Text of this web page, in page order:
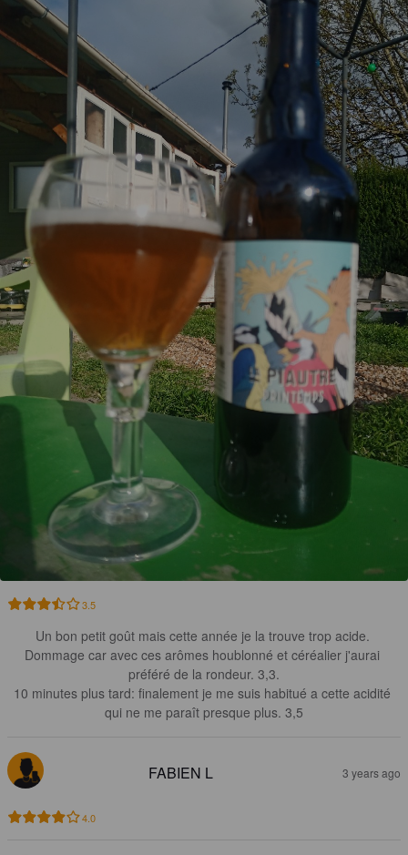
3.5
Un bon petit goût mais cette année je la trouve trop acide.
Dommage car avec ces arômes houblonné et céréalier j'aurai
préféré de la rondeur. 3,3.
10 minutes plus tard: finalement je me suis habitué a cette acidité
qui ne me paraît presque plus. 3,5
FABIEN L 3 years ago
4.0